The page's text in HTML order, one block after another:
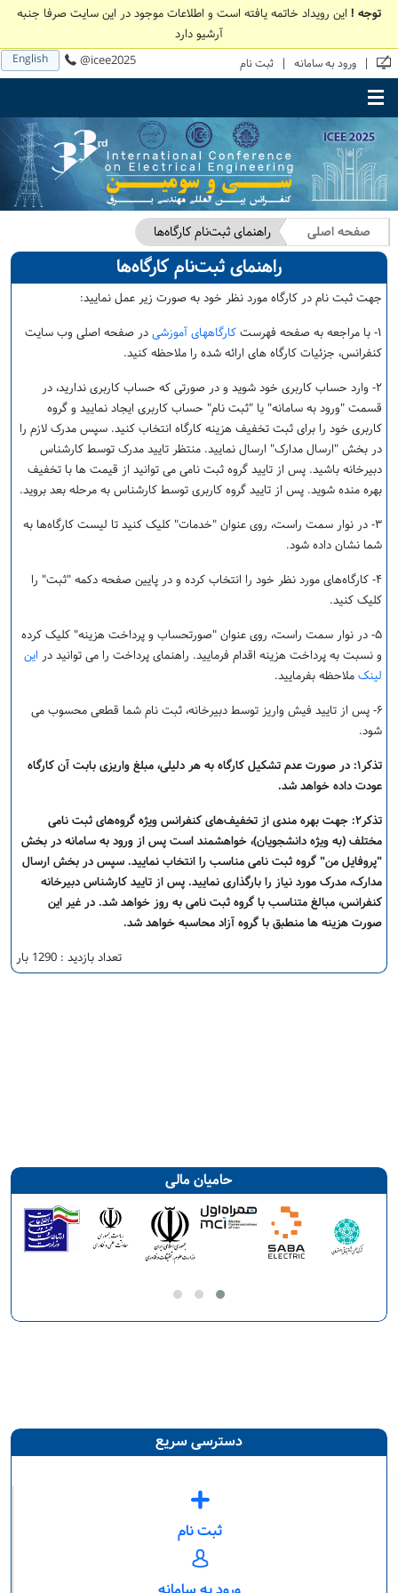
توجه ! این رویداد خاتمه یافته است و اطلاعات موجود در این سایت صرفا جنبه
آرشیو دارد
English @icee2025 | ورود به سامانه | ثبت نام
صفحه اصلی راهنمای ثبت‌نام کارگاه‌ها
راهنمای ثبت‌نام کارگاه‌ها
جهت ثبت نام در کارگاه مورد نظر خود به صورت زیر عمل نمایید:
۱- با مراجعه به صفحه فهرست
کارگاههای آموزشی در صفحه اصلی وب سایت
کنفرانس، جزئیات کارگاه های ارائه شده را ملاحظه کنید.
۲- وارد حساب کاربری خود شوید و در صورتی که حساب کاربری ندارید، در
قسمت "ورود به سامانه" یا "ثبت نام" حساب کاربری ایجاد نمایید و گروه
کاربری خود را برای ثبت تخفیف هزینه کارگاه انتخاب کنید. سپس مدرک لازم را
در بخش "ارسال مدارک" ارسال نمایید. منتظر تایید مدرک توسط کارشناس
دبیرخانه باشید. پس از تایید گروه ثبت نامی می توانید از قیمت ها با تخفیف
بهره منده شوید. پس از تایید گروه کاربری توسط کارشناس به مرحله بعد بروید.
۳- در نوار سمت راست، روی عنوان "خدمات" کلیک کنید تا لیست کارگاه‌ها به
شما نشان داده شود.
۴- کارگاه‌های مورد نظر خود را انتخاب کرده و در پایین صفحه دکمه "ثبت" را
کلیک کنید.
۵- در نوار سمت راست، روی عنوان "صورتحساب و پرداخت هزینه" کلیک کرده
و نسبت به پرداخت هزینه اقدام فرمایید. راهنمای پرداخت را می توانید در این
لینک ملاحظه بفرمایید.
۶- پس از تایید فیش واریز توسط دبیرخانه، ثبت نام شما قطعی محسوب می
شود.
تذکر۱: در صورت عدم تشکیل کارگاه به هر دلیلی، مبلغ واریزی بابت آن کارگاه
عودت داده خواهد شد.
تذکر۲: جهت بهره مندی از تخفیف‌های کنفرانس ویژه گروه‌های ثبت نامی
مختلف (به ویژه دانشجویان)، خواهشمند است پس از ورود به سامانه در بخش
"پروفایل من" گروه ثبت نامی مناسب را انتخاب نمایید. سپس در بخش ارسال
مدارک، مدرک مورد نیاز را بارگذاری نمایید. پس از تایید کارشناس دبیرخانه
کنفرانس، مبالغ متناسب با گروه ثبت نامی به روز خواهد شد. در غیر این
صورت هزینه ها منطبق با گروه آزاد محاسبه خواهد شد.
تعداد بازدید : 1290 بار
حامیان مالی
دسترسی سریع
ثبت نام